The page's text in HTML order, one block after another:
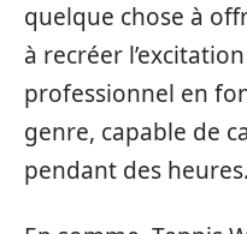
quelque chose à
à recréer
professionnel en
genre, capable de
pendant des heures.